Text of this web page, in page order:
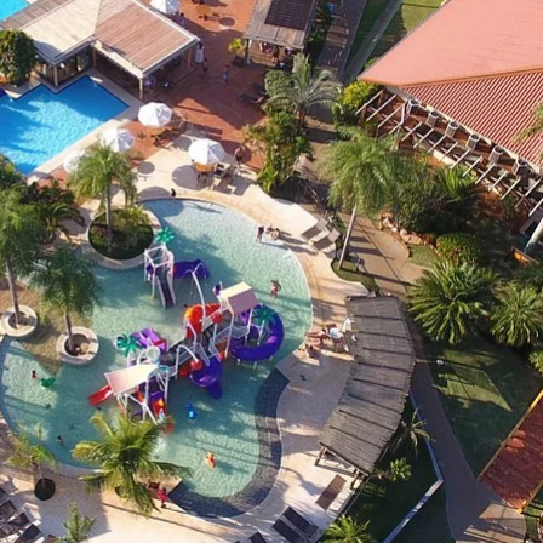
tem 5% de desconto.
precise de um apartamento para mais
PARA GRUPO COM VALOR REDUZIDO
30/05/2024 À 02/06/2024
15h (chegada)
EXTRAS serão cobradas no check-out do